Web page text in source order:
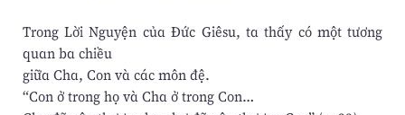
Trong Lời Nguyện của Đức Giêsu, ta thấy có một tương
quan ba chiều
giữa Cha, Con và các môn đệ.
“Con ở trong họ và Cha ở trong Con…